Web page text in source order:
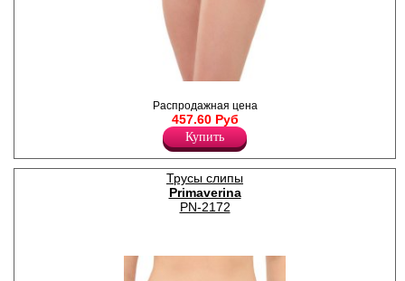
эластичной микрофибры с
кружевными вставками, с
высокой линией талии,
широкой боковой частью, х/б
ластовицей.
Полиамид 80%
Хлопок 5%
Эластан 15%
Распродажная цена
457.60 Руб
Купить
Трусы слипы
Primaverina
PN-2172